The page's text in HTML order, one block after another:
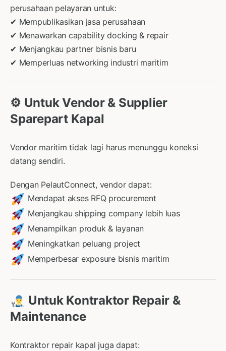
perusahaan pelayaran untuk:
✔ Mempublikasikan jasa perusahaan
✔ Menawarkan capability docking & repair
✔ Menjangkau partner bisnis baru
✔ Memperluas networking industri maritim
⚙ Untuk Vendor & Supplier
Sparepart Kapal
Vendor maritim tidak lagi harus menunggu koneksi
datang sendiri.
Dengan PelautConnect, vendor dapat:
Mendapat akses RFQ procurement
Menjangkau shipping company lebih luas
Menampilkan produk & layanan
Meningkatkan peluang project
Memperbesar exposure bisnis maritim
Untuk Kontraktor Repair &
Maintenance
Kontraktor repair kapal juga dapat: